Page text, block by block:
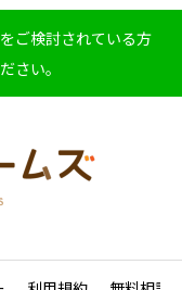
ご検討されている方
さい。